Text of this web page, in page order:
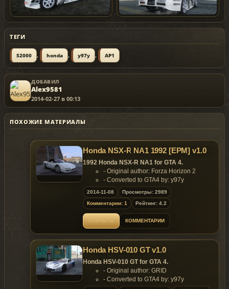
ТЕГИ
S2000 , honda , y97y , AP1
ДОБАВИЛ
Alex9581
2014-02-27 в 00:13
ПОХОЖИЕ МАТЕРИАЛЫ
Honda NSX-R NA1 1992 [EPM] v1.0
1992 Honda NSX-R NA1 for GTA 4.
- Original author: Forza Horizon 2
- Converted to GTA4 by: y97y
Features:
- HQ Exterior and HQ Interior;
- Support paintjobs;
- Template included;
- color1 body;
- color2 rims;
- color4 brake caliper;
- .wft 3.32mb;
- .wtd 3.37mb.
Replaces: any car
2014-11-08
Просмотры: 2989
Комментарии: 1
Рейтинг: 4.2
ОТКРЫТЬ КОММЕНТАРИИ
Honda HSV-010 GT v1.0
Honda HSV-010 GT for GTA 4.
- Original author: GRID
- Converted to GTA4 by: y97y